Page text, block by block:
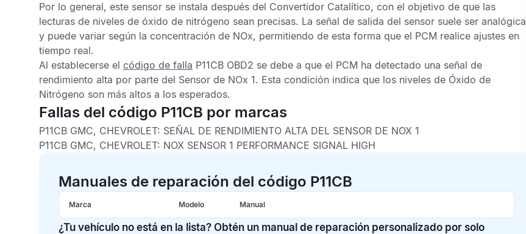
Por lo general, este sensor se instala después del Convertidor Catalítico, con el objetivo de que las
lecturas de niveles de óxido de nitrógeno sean precisas. La señal de salida del sensor suele ser analógica
y puede variar según la concentración de NOx, permitiendo de esta forma que el PCM realice ajustes en
tiempo real.
Al establecerse el código de falla P11CB OBD2 se debe a que el PCM ha detectado una señal de
rendimiento alta por parte del Sensor de NOx 1. Esta condición indica que los niveles de Óxido de
Nitrógeno son más altos a los esperados.
Fallas del código P11CB por marcas
P11CB GMC, CHEVROLET: SEÑAL DE RENDIMIENTO ALTA DEL SENSOR DE NOX 1
P11CB GMC, CHEVROLET: NOX SENSOR 1 PERFORMANCE SIGNAL HIGH
Manuales de reparación del código P11CB
Marca Modelo Manual
¿Tu vehículo no está en la lista? Obtén un manual de reparación personalizado por solo